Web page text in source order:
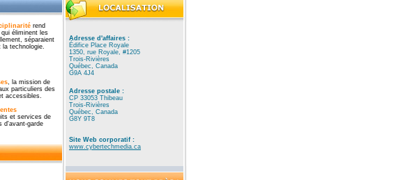
rend
éliminent les
séparaient
la technologie.
, la mission de
particuliers des
accessibles.
et services de
d'avant-garde
Adresse d'affaires :
Édifice Place Royale
1350, rue Royale, #1205
Trois-Rivières
Québec, Canada
G9A 4J4
Adresse postale :
CP 33053 Thibeau
Trois-Rivières
Québec, Canada
G8Y 9T8
Site Web corporatif :
www.cybertechmedia.ca